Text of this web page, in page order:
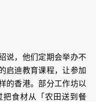
说，他们定期会举办不
启迪教育课程，让参加
的香港。部分工作坊以
食材从「农田送到餐